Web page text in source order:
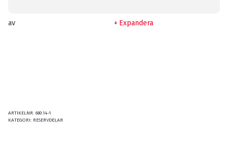
av Expandera
ARTIKELNR: 680.14-1
KATEGORI: RESERVDELAR